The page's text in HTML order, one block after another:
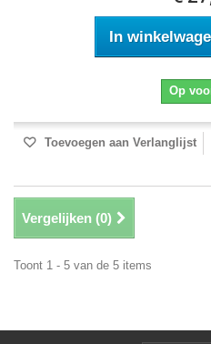
In
Op
Toevoegen aan Verlanglijst
Vergelijken (0)
Toont 1 - 5 van de 5 items